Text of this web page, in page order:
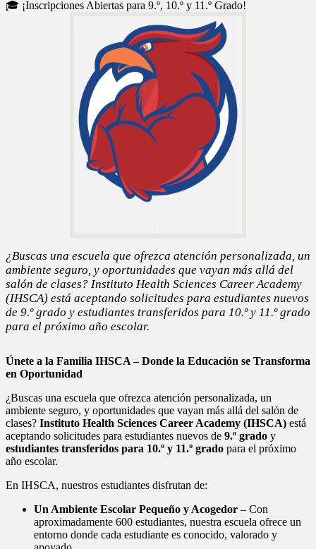
🎓 ¡Inscripciones Abiertas para 9.º, 10.º y 11.º Grado!
¿Buscas una escuela que ofrezca atención personalizada, un
ambiente seguro, y oportunidades que vayan más allá del
salón de clases? Instituto Health Sciences Career Academy
(IHSCA) está aceptando solicitudes para estudiantes nuevos
de 9.º grado y estudiantes transferidos para 10.º y 11.º grado
para el próximo año escolar.
Únete a la Familia IHSCA – Donde la Educación se Transforma
en Oportunidad
¿Buscas una escuela que ofrezca atención personalizada, un
ambiente seguro, y oportunidades que vayan más allá del salón de
clases? Instituto Health Sciences Career Academy (IHSCA) está
aceptando solicitudes para estudiantes nuevos de 9.º grado y
estudiantes transferidos para 10.º y 11.º grado para el próximo
año escolar.
En IHSCA, nuestros estudiantes disfrutan de:
Un Ambiente Escolar Pequeño y Acogedor – Con
aproximadamente 600 estudiantes, nuestra escuela ofrece un
entorno donde cada estudiante es conocido, valorado y